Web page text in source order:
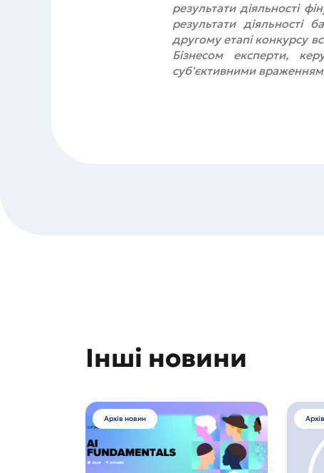
результати діяльності
результати діяльності
другому етапі конкурсу
Бізнесом експерти,
суб'єктивними
Інші новини
Архів новин